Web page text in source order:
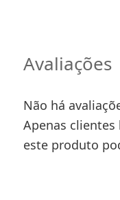
Avaliações
Não há
Apenas
este produto